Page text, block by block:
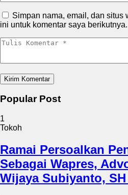
Simpan nama, email, dan situs
ini untuk komentar saya berikutnya.
Popular Post
1
Tokoh
Ramai Persoalkan
Sebagai Wapres,
Wijaya Subiyanto,